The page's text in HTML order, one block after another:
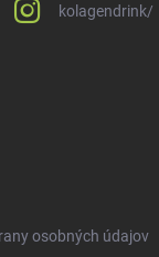
kolagendrink/
osobných údajov